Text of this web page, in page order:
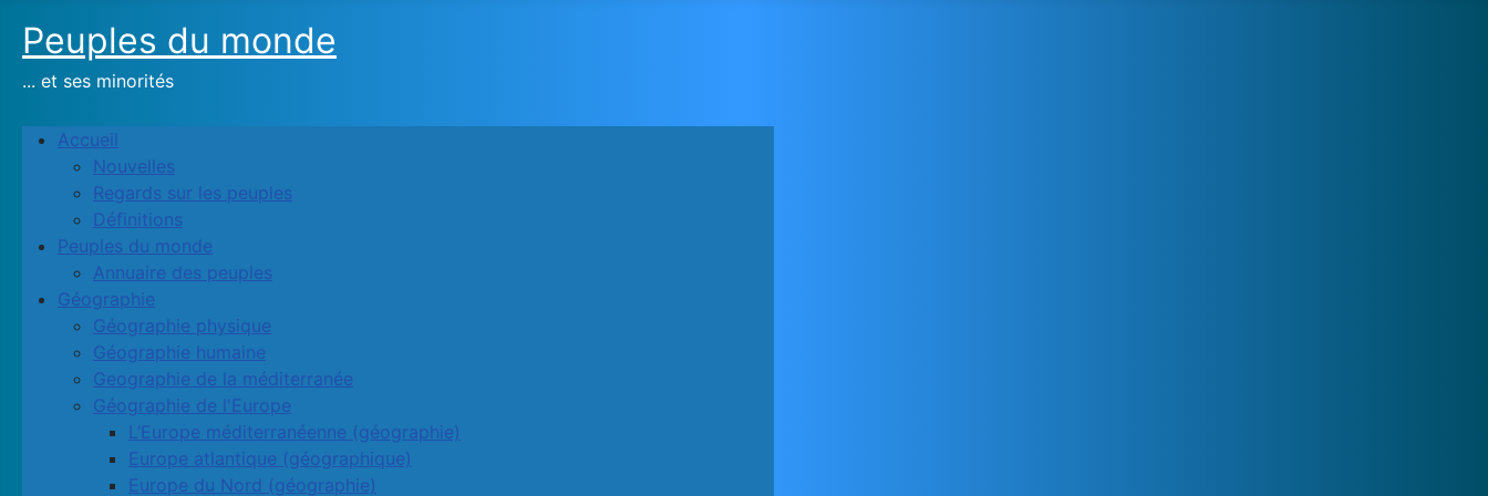
Peuples du monde
... et ses minorités
Accueil
Nouvelles
Regards sur les peuples
Définitions
Peuples du monde
Annuaire des peuples
Géographie
Géographie physique
Géographie humaine
Geographie de la méditerranée
Géographie de l'Europe
L’Europe méditerranéenne (géographie)
Europe atlantique (géographique)
Europe du Nord (géographie)